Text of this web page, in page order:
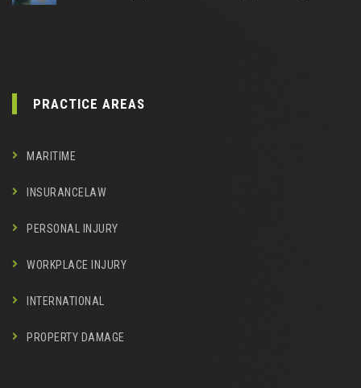
PRACTICE AREAS
MARITIME
INSURANCELAW
PERSONAL INJURY
WORKPLACE INJURY
INTERNATIONAL
PROPERTY DAMAGE